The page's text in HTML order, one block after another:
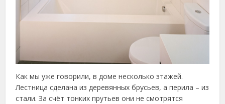
Как мы уже говорили, в доме несколько этажей.
Лестница сделана из деревянных брусьев, а перила – из
стали. За счёт тонких прутьев они не смотрятся